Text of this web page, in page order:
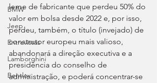
BMW
Jeep
Entrevistas
Lamborghini
Bentley
leme de fabricante que perdeu 50% do
valor em bolsa desde 2022 e, por isso,
perdeu, também, o título (invejado) de
construtor europeu mais valioso,
abandonará a direção executiva e a
presidência do conselho de
administração, e poderá concentrar-se